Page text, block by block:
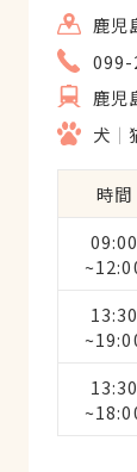
鹿児
鹿児
犬
時間
09:00
13:30
13:30